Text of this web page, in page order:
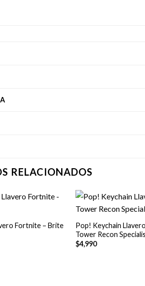
RELACIONADOS
Fortnite – Brite
Pop! Keychain
Tower Recon
$4,990